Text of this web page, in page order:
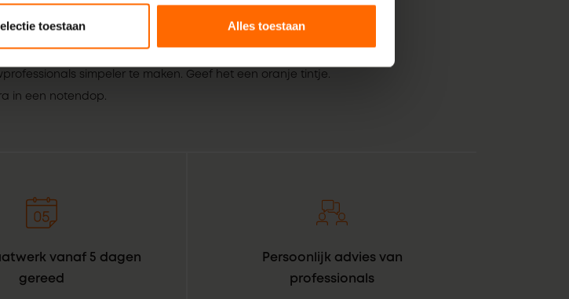
toestaan Alles toestaan
gepassioneerd, lokaal familiebedrijf, bestaande uit pure
professionals die weten wat het beste is voor jouw klus in
simpeler te maken. Geef het een oranje tintje.
in een notendop.
vanaf 5 dagen
gereed
Persoonlijk advies van
professionals